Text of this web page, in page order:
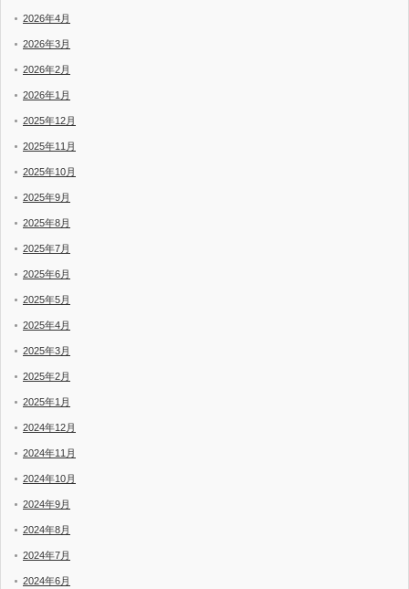
2026年4月
2026年3月
2026年2月
2026年1月
2025年12月
2025年11月
2025年10月
2025年9月
2025年8月
2025年7月
2025年6月
2025年5月
2025年4月
2025年3月
2025年2月
2025年1月
2024年12月
2024年11月
2024年10月
2024年9月
2024年8月
2024年7月
2024年6月